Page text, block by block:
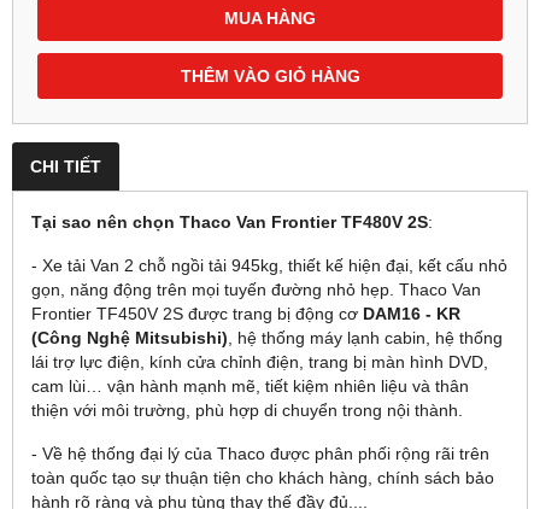
MUA HÀNG
THÊM VÀO GIỎ HÀNG
CHI TIẾT
Tại sao nên chọn Thaco Van Frontier TF480V 2S:
- Xe tải Van 2 chỗ ngồi tải 945kg, thiết kế hiện đại, kết cấu nhỏ
gọn, năng động trên mọi tuyến đường nhỏ hẹp. Thaco Van
Frontier TF450V 2S được trang bị động cơ DAM16 - KR
(Công Nghệ Mitsubishi) , hệ thống máy lạnh cabin, hệ thống
lái trợ lực điện, kính cửa chỉnh điện, trang bị màn hình DVD,
cam lùi… vận hành mạnh mẽ, tiết kiệm nhiên liệu và thân
thiện với môi trường, phù hợp di chuyển trong nội thành.
- Về hệ thống đại lý của Thaco được phân phối rộng rãi trên
toàn quốc tạo sự thuận tiện cho khách hàng, chính sách bảo
hành rõ ràng và phụ tùng thay thế đầy đủ....